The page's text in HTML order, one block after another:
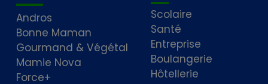
Andros
Bonne Maman
Gourmand & Végétal
Mamie Nova
Force+
Scolaire
Santé
Entreprise
Boulangerie
Hôtellerie